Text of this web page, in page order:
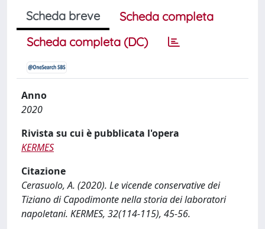
Scheda breve
Scheda completa
Scheda completa (DC)
Anno
2020
Rivista su cui è pubblicata l'opera
KERMES
Citazione
Cerasuolo, A. (2020). Le vicende conservative dei
Tiziano di Capodimonte nella storia dei laboratori
napoletani. KERMES, 32(114-115), 45-56.